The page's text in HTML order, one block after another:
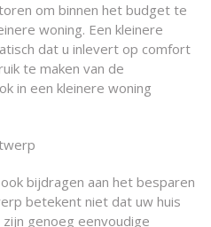
om binnen het budget te
woning. Een kleinere
dat u inlevert op comfort
te maken van de
in een kleinere woning
bijdragen aan het besparen
betekent niet dat uw huis
genoeg eenvoudige